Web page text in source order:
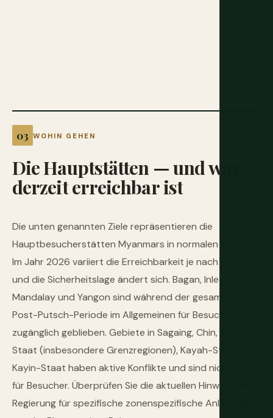
WOHIN GEHEN
DieHauptstätten —undwas
derzeiterreichbarist
Die unten genannten Ziele repräsentieren die
Hauptbesucherstätten Myanmars in normalen Zeiten.
Im Jahr 2026 variiert die Erreichbarkeit je nach Region,
und die Sicherheitslage ändert sich. Bagan, Inle-See,
Mandalay und Yangon sind während der gesamten
Post-Putsch-Periode im Allgemeinen für Besucher
zugänglich geblieben. Gebiete in Sagaing, Chin, Shan-
Staat (insbesondere Grenzregionen), Kayah-Staat und
Kayin-Staat haben aktive Konflikte und sind nicht sicher
für Besucher. Überprüfen Sie die aktuellen Hinweise Ihrer
Regierung für spezifische zonenspezifische Anleitungen